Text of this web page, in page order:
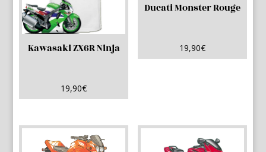
Kawasaki ZX6R Ninja
19,90€
Ducati Monster Rouge
19,90€